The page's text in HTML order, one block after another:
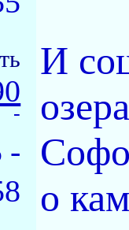
-
-
И
о